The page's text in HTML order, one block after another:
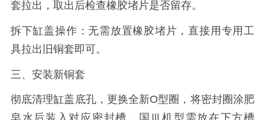
套拉出，取出后检查橡胶堵片是否留存。
拆下缸盖操作：无需放置橡胶堵片，直接用专用工
具拉出旧铜套即可。
三、安装新铜套
彻底清理缸盖底孔，更换全新O型圈，将密封圈涂肥